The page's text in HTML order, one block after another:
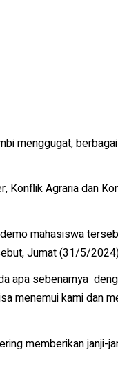
menggugat,
Konflik Agraria dan
mahasiswa
Jumat (31/5/
apa sebenarnya
menemui kami dan
memberikan janji-